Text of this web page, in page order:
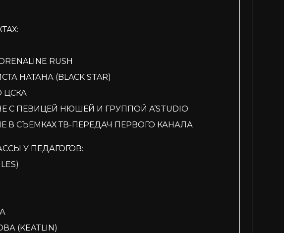
RUSH
НАТАНА (BLACK STAR)
ЦСКА
С ПЕВИЦЕЙ НЮШЕЙ И ГРУППОЙ A’STUDIO
В СЪЕМКАХ ТВ-ПЕРЕДАЧ ПЕРВОГО КАНАЛА
У ПЕДАГОГОВ:
(KEATLIN)